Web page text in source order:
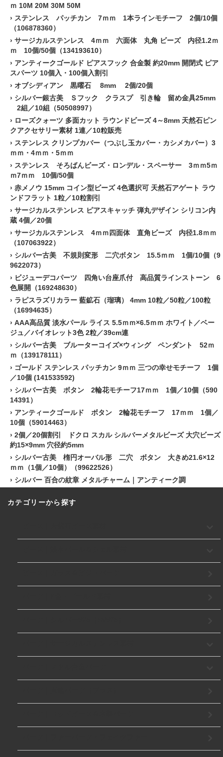
ｍ 10M 20M 30M 50M
› ステンレス パッチカン 7ｍｍ 1本ラインモチーフ 2個/10個
（106878360）
› サージカルステンレス 4ｍｍ 六面体 丸角 ビーズ 内径1.2ｍ
ｍ 10個/50個（134193610）
› アンティークゴールド ピアスフック 合金製 約20mm 開閉式 ピア
スパーツ 10個入・100個入割引
› オブシディアン 黒曜石 8mm 2個/20個
› シルバー銀古美 Ｓフック クラスプ 引き輪 留め金具25mm
2組／10組（50508997）
› ローズクォーツ 多面カット ラウンドビーズ 4～8mm 天然石ピン
クアクセサリー素材 1連／10粒販売
› ステンレス クリンプカバー（つぶし玉カバー・カシメカバー）3
ｍｍ・4ｍｍ・5ｍｍ
› ステンレス そろばんビーズ・ロンデル・スペーサー 3ｍｍ5ｍ
ｍ7ｍｍ 10個/50個
› 赤メノウ 15mm コイン型ビーズ 4色選択可 天然石アゲート ラウ
ンドフラット 1粒／10粒割引
› サージカルステンレス ピアスキャッチ 弾丸デザイン シリコン内
蔵 4個／20個
› サージカルステンレス 4ｍｍ四面体 直角ビーズ 内径1.8ｍｍ
（107063922）
› シルバー古美 不規則変形 二穴ボタン 15.5ｍｍ 1個/10個（9
9622073）
› ビジューデコパーツ 四角い台座爪付 高品質ラインストーン 6
色展開（169248630）
› ラピスラズリカラー 藍鉱石（瑠璃） 4mm 10粒／50粒／100粒
（16994635）
› AAA高品質 淡水パール ライス 5.5ｍｍ×6.5ｍｍ ホワイト／ベー
ジュ／バイオレット3色 2粒／39cm連
› シルバー古美 ブルーターコイズ×ウィング ペンダント 52ｍ
ｍ（139178111）
› ゴールド ステンレス パッチカン 9ｍｍ 三つの幸せモチーフ 1個
／10個 (141533592)
› シルバー古美 ボタン 2輪花モチーフ17ｍｍ 1個／10個（590
14391）
› アンティークゴールド ボタン 2輪花モチーフ 17ｍｍ 1個／
10個（59014463）
› 2個／20個割引 ドクロ スカル シルバーメタルビーズ 大穴ビーズ
約15×9mm 穴径約5mm
› シルバー古美 楕円オーバル形 二穴 ボタン 大きめ21.6×12
ｍｍ（1個／10個）（99622526）
› シルバー 百合の紋章 メタルチャーム｜アンティーク調
カテゴリーから探す